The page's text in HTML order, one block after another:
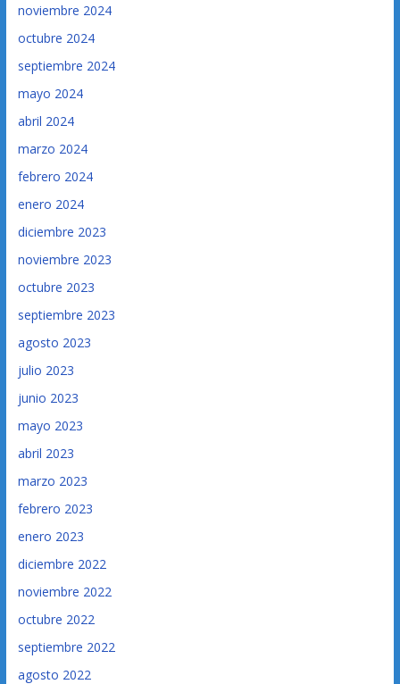
noviembre 2024
octubre 2024
septiembre 2024
mayo 2024
abril 2024
marzo 2024
febrero 2024
enero 2024
diciembre 2023
noviembre 2023
octubre 2023
septiembre 2023
agosto 2023
julio 2023
junio 2023
mayo 2023
abril 2023
marzo 2023
febrero 2023
enero 2023
diciembre 2022
noviembre 2022
octubre 2022
septiembre 2022
agosto 2022